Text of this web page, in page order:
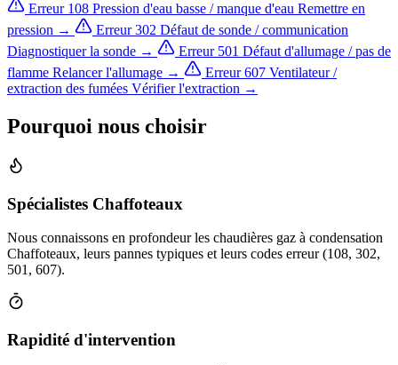
Erreur 108 Pression d'eau basse / manque d'eau Remettre en
pression →
Erreur 302 Défaut de sonde / communication
Diagnostiquer la sonde →
Erreur 501 Défaut d'allumage / pas de
flamme Relancer l'allumage → Erreur 607 Ventilateur /
extraction des fumées Vérifier l'extraction →
Pourquoi nous choisir
Spécialistes Chaffoteaux
Nous connaissons en profondeur les chaudières gaz à condensation
Chaffoteaux, leurs pannes typiques et leurs codes erreur (108, 302,
501, 607).
Rapidité d'intervention